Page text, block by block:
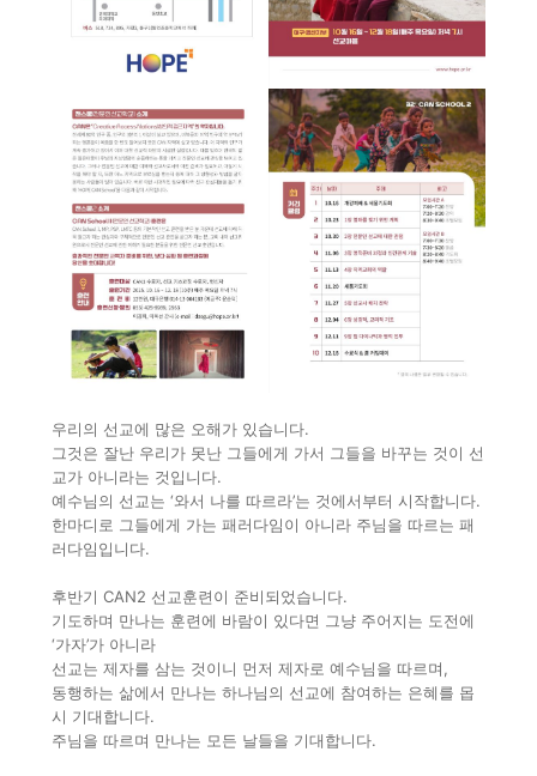
우리의 선교에 많은 오해가 있습니다.
그것은 잘난 우리가 못난 그들에게 가서 그들을 바꾸는 것이 선
교가 아니라는 것입니다.
예수님의 선교는 ‘와서 나를 따르라’는 것에서부터 시작합니다.
한마디로 그들에게 가는 패러다임이 아니라 주님을 따르는 패
러다임입니다.
후반기 CAN2 선교훈련이 준비되었습니다.
기도하며 만나는 훈련에 바람이 있다면 그냥 주어지는 도전에
‘가자’가 아니라
선교는 제자를 삼는 것이니 먼저 제자로 예수님을 따르며,
동행하는 삶에서 만나는 하나님의 선교에 참여하는 은혜를 몹
시 기대합니다.
주님을 따르며 만나는 모든 날들을 기대합니다.